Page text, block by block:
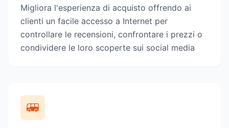
Migliora l'esperienza di acquisto offrendo ai
clienti un facile accesso a Internet per
controllare le recensioni, confrontare i prezzi o
condividere le loro scoperte sui social media